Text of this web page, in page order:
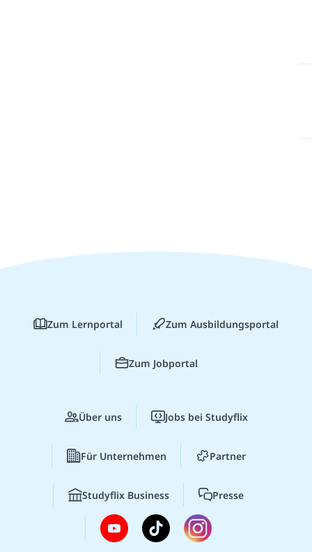
Zum Lernportal Zum Ausbildungsportal
Zum Jobportal
Über uns Jobs bei Studyflix
Für Unternehmen Partner
Studyflix Business Presse